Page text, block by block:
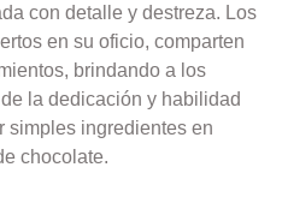
con detalle y destreza. Los
en su oficio, comparten
brindando a los
la dedicación y habilidad
simples ingredientes en
chocolate.